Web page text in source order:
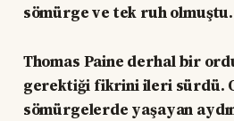
sömürge ve tek ruh olmuştu.
Thomas Paine derhal bir
gerektiği fikrini ileri sürdü.
sömürgelerde yaşayan